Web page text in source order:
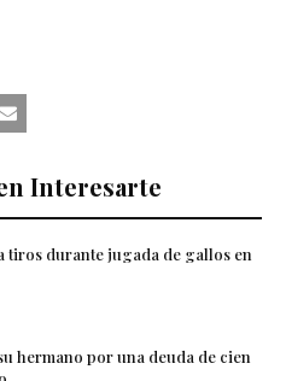
Interesarte
tiros durante jugada de gallos en
hermano por una deuda de cien